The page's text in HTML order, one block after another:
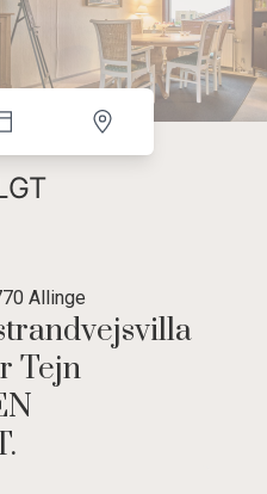
Allinge
Tejn